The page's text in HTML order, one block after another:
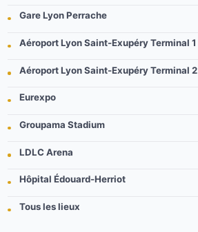
Gare Lyon Perrache
Aéroport Lyon Saint-Exupéry Terminal 1
Aéroport Lyon Saint-Exupéry Terminal 2
Eurexpo
Groupama Stadium
LDLC Arena
Hôpital Édouard-Herriot
Tous les lieux